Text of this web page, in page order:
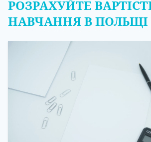
РОЗРАХУЙТЕ
НАВЧАННЯ В ПОЛЬЩІ